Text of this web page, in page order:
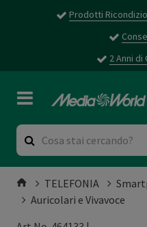
Prodotti
2 Anni di
TELEFONIA
Auricolari e Vivavoce